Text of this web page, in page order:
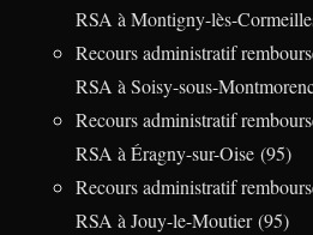
RSA à Montigny-lès-
Recours administratif
RSA à Soisy-sous-
Recours administratif
RSA à Éragny-sur-Oise (95)
Recours administratif
RSA à Jouy-le-Moutier (95)